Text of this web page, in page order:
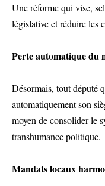
Une réforme qui vise,
législative et réduire les
Perte automatique du
Désormais, tout député
automatiquement son
moyen de consolider le
transhumance politique.
Mandats locaux